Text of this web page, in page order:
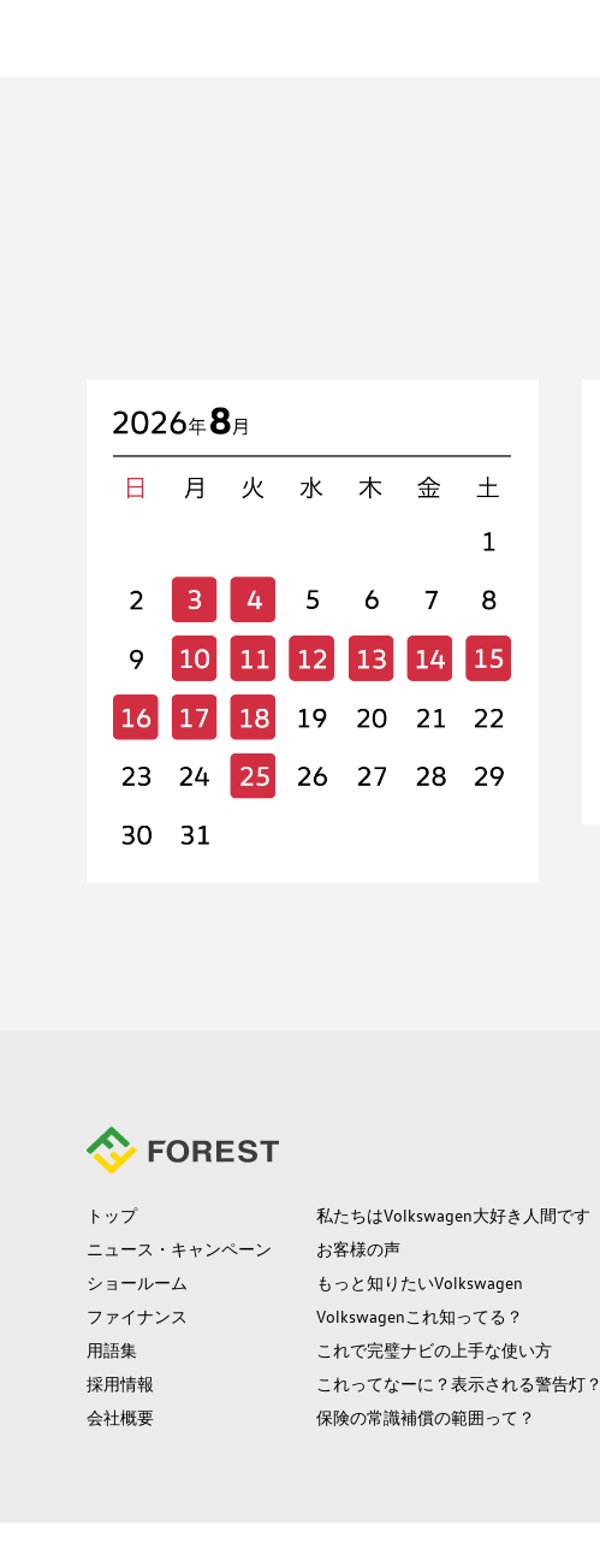
トップ
ニュース・キャンペーン
ショールーム
ファイナンス
用語集
採用情報
会社概要
私たちはVolkswagen大好き人間です
お客様の声
もっと知りたいVolkswagen
Volkswagenこれ知ってる？
これで完璧ナビの上手な使い方
これってなーに？表示される警告灯？
保険の常識補償の範囲って？